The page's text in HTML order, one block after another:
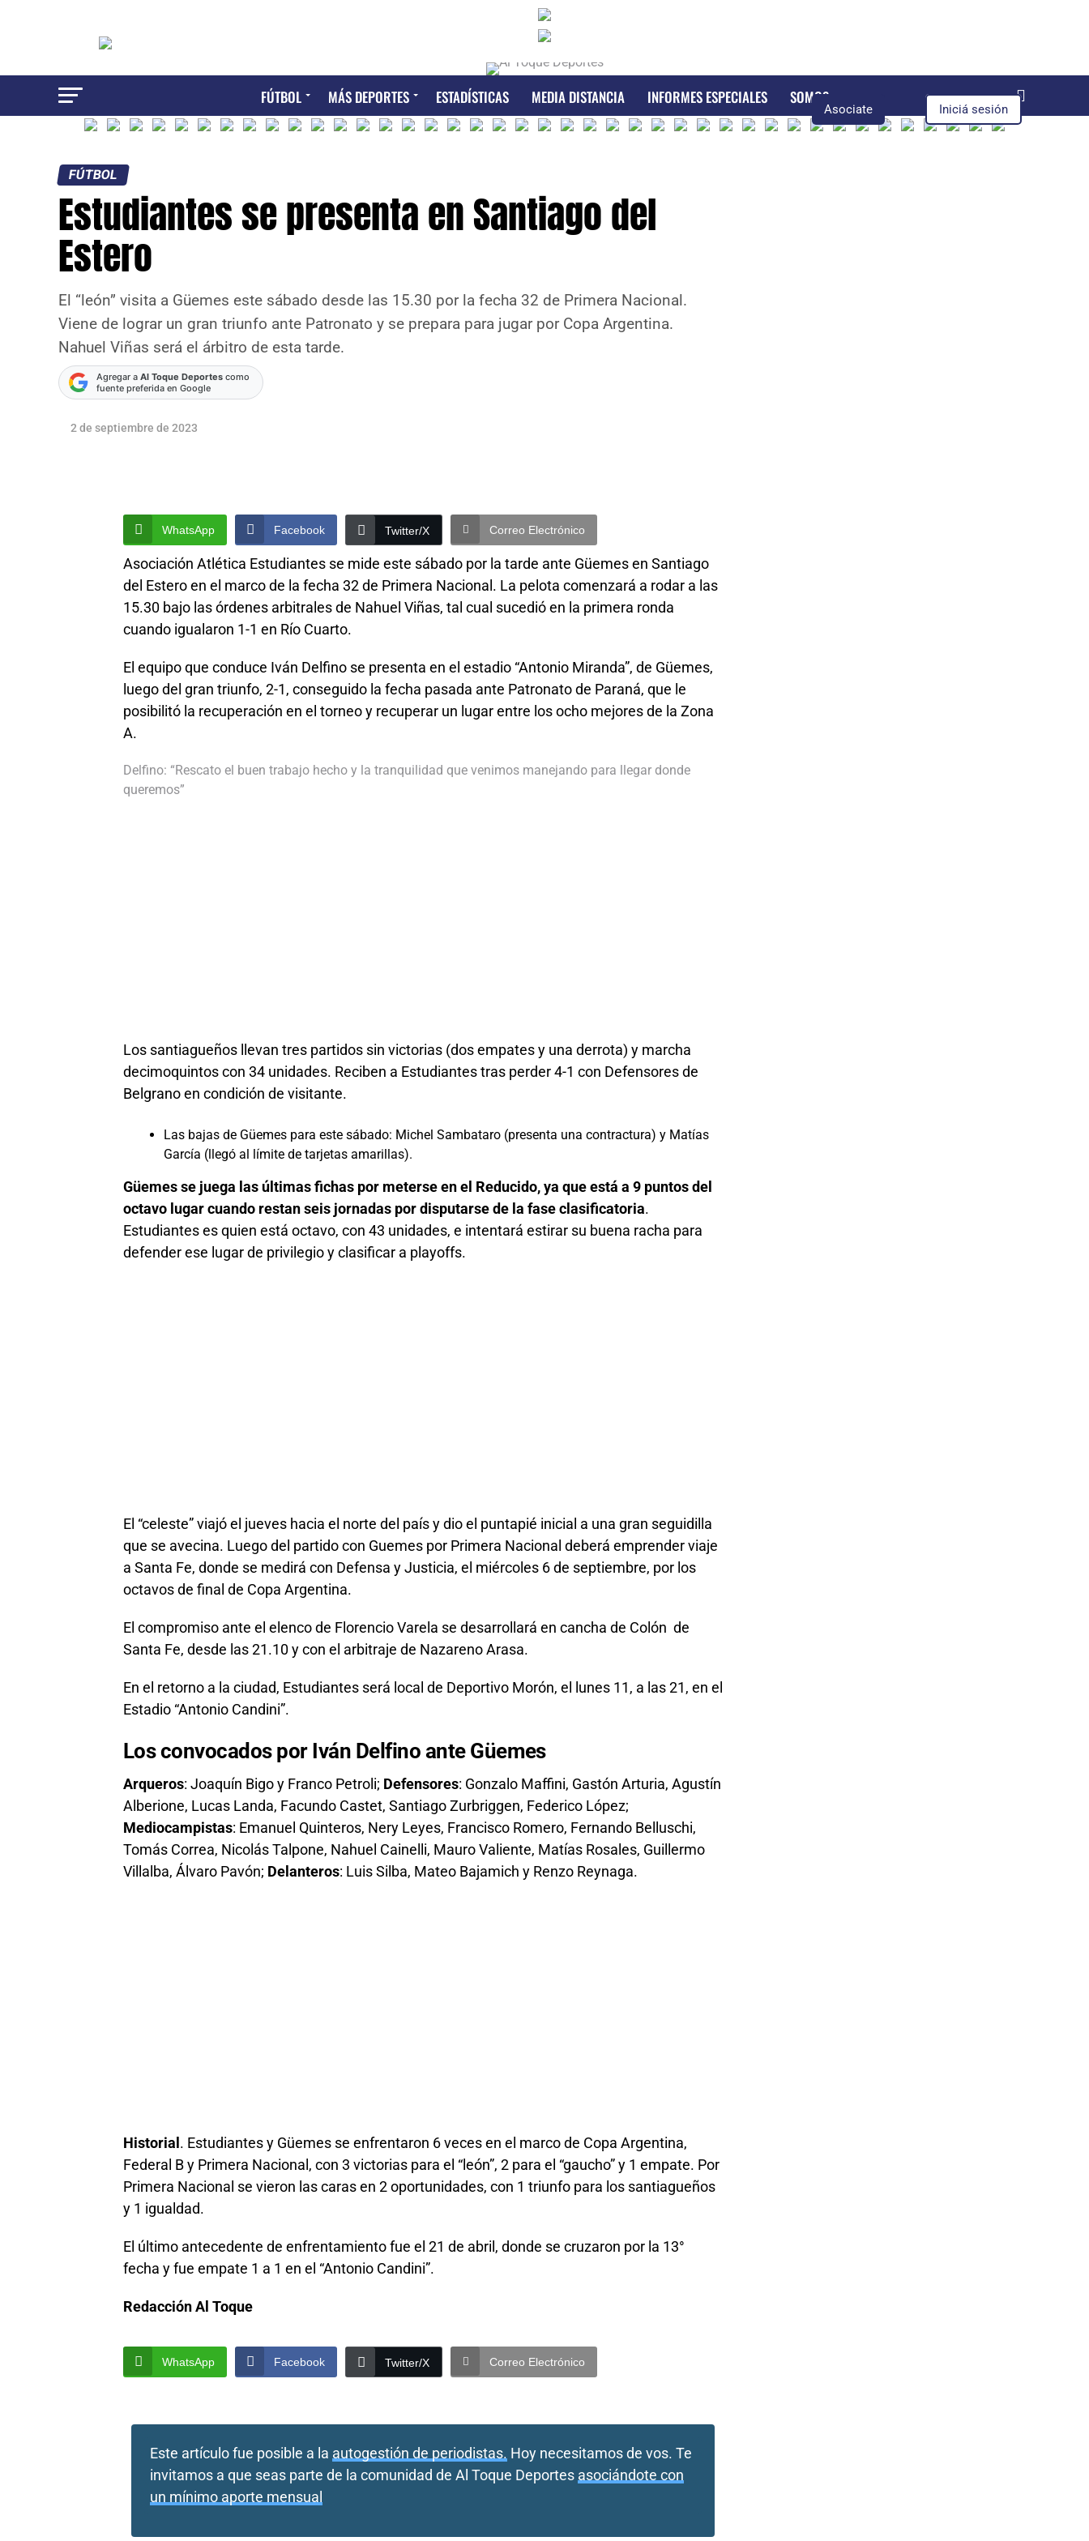
Asociate Iniciá sesión
FÚTBOL MÁS DEPORTES ESTADÍSTICAS MEDIA DISTANCIA INFORMES ESPECIALES SOMOS
FÚTBOL
Estudiantes se presenta en Santiago del
Estero
El “león” visita a Güemes este sábado desde las 15.30 por la fecha 32 de Primera Nacional.
Viene de lograr un gran triunfo ante Patronato y se prepara para jugar por Copa Argentina.
Nahuel Viñas será el árbitro de esta tarde.
Agregar a Al Toque Deportes como
fuente preferida en Google
2 de septiembre de 2023
WhatsApp Facebook Twitter/X Correo Electrónico
Asociación Atlética Estudiantes se mide este sábado por la tarde ante Güemes en Santiago
del Estero en el marco de la fecha 32 de Primera Nacional. La pelota comenzará a rodar a las
15.30 bajo las órdenes arbitrales de Nahuel Viñas, tal cual sucedió en la primera ronda
cuando igualaron 1-1 en Río Cuarto.
El equipo que conduce Iván Delfino se presenta en el estadio “Antonio Miranda”, de Güemes,
luego del gran triunfo, 2-1, conseguido la fecha pasada ante Patronato de Paraná, que le
posibilitó la recuperación en el torneo y recuperar un lugar entre los ocho mejores de la Zona
A.
Delfino: “Rescato el buen trabajo hecho y la tranquilidad que venimos manejando para llegar donde
queremos”
Los santiagueños llevan tres partidos sin victorias (dos empates y una derrota) y marcha
decimoquintos con 34 unidades. Reciben a Estudiantes tras perder 4-1 con Defensores de
Belgrano en condición de visitante.
Las bajas de Güemes para este sábado: Michel Sambataro (presenta una contractura) y Matías
García (llegó al límite de tarjetas amarillas).
Güemes se juega las últimas fichas por meterse en el Reducido, ya que está a 9 puntos del
octavo lugar cuando restan seis jornadas por disputarse de la fase clasificatoria.
Estudiantes es quien está octavo, con 43 unidades, e intentará estirar su buena racha para
defender ese lugar de privilegio y clasificar a playoffs.
El “celeste” viajó el jueves hacia el norte del país y dio el puntapié inicial a una gran seguidilla
que se avecina. Luego del partido con Guemes por Primera Nacional deberá emprender viaje
a Santa Fe, donde se medirá con Defensa y Justicia, el miércoles 6 de septiembre, por los
octavos de final de Copa Argentina.
El compromiso ante el elenco de Florencio Varela se desarrollará en cancha de Colón de
Santa Fe, desde las 21.10 y con el arbitraje de Nazareno Arasa.
En el retorno a la ciudad, Estudiantes será local de Deportivo Morón, el lunes 11, a las 21, en el
Estadio “Antonio Candini”.
Los convocados por Iván Delfino ante Güemes
Arqueros: Joaquín Bigo y Franco Petroli; Defensores: Gonzalo Maffini, Gastón Arturia, Agustín
Alberione, Lucas Landa, Facundo Castet, Santiago Zurbriggen, Federico López;
Mediocampistas: Emanuel Quinteros, Nery Leyes, Francisco Romero, Fernando Belluschi,
Tomás Correa, Nicolás Talpone, Nahuel Cainelli, Mauro Valiente, Matías Rosales, Guillermo
Villalba, Álvaro Pavón; Delanteros: Luis Silba, Mateo Bajamich y Renzo Reynaga.
Historial . Estudiantes y Güemes se enfrentaron 6 veces en el marco de Copa Argentina,
Federal B y Primera Nacional, con 3 victorias para el “león”, 2 para el “gaucho” y 1 empate. Por
Primera Nacional se vieron las caras en 2 oportunidades, con 1 triunfo para los santiagueños
y 1 igualdad.
El último antecedente de enfrentamiento fue el 21 de abril, donde se cruzaron por la 13°
fecha y fue empate 1 a 1 en el “Antonio Candini”.
Redacción Al Toque
WhatsApp Facebook Twitter/X Correo Electrónico
Este artículo fue posible a la autogestión de periodistas. Hoy necesitamos de vos. Te
invitamos a que seas parte de la comunidad de Al Toque Deportes asociándote con
un mínimo aporte mensual